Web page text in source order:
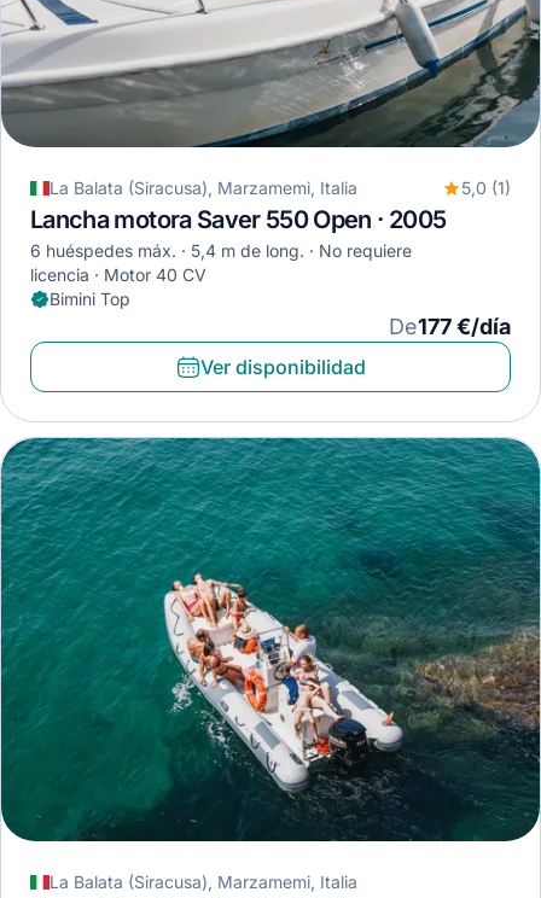
La Balata (Siracusa), Marzamemi, Italia 5,0 (1)
Lancha motora Saver 550 Open · 2005
6 huéspedes máx. 5,4 m de long.
No requiere
licencia
Motor 40 CV
Bimini Top
De177 €/día
Ver disponibilidad
La Balata (Siracusa), Marzamemi, Italia